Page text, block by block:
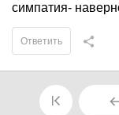
симпатия-
Ответить